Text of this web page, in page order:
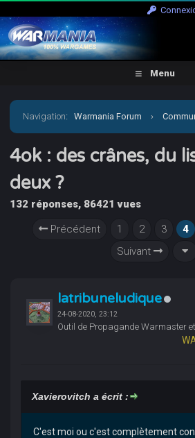
Menu
Navigation:Warmania Forum ›
joueurs › 4ok : des crânes, du lisse
4ok : des crânes, du
deux ?
132 réponses, 86421 vues
Précédent
1 2 3 4
Suivant
latribuneludique
24-08-2020, 23:12
Outil de Propagande Warmaster
Xavierovitch a écrit :
C'est moi ou c'est complètement